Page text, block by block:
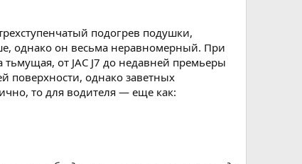
подогрев подушки,
однако он весьма неравномерный. При
от JAC J7 до недавней премьеры
поверхности, однако заветных
то для водителя — еще как: